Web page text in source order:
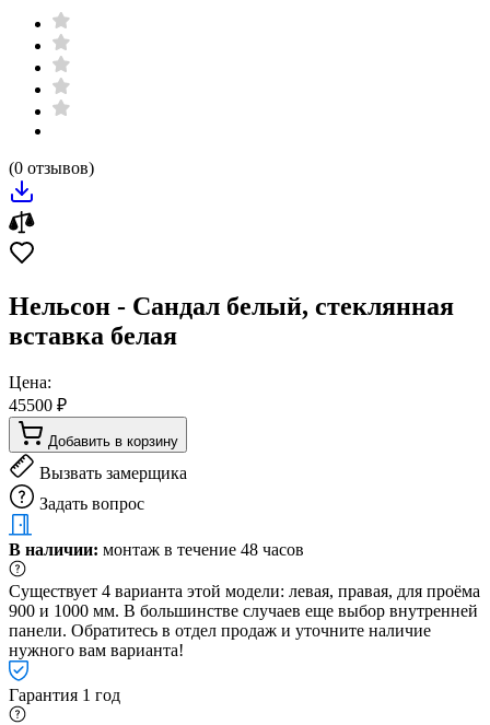
(0 отзывов)
Нельсон - Сандал белый, стеклянная
вставка белая
Цена:
45500 ₽
Добавить в корзину
Вызвать замерщика
Задать вопрос
В наличии: монтаж в течение 48 часов
Существует 4 варианта этой модели: левая, правая, для проёма
900 и 1000 мм. В большинстве случаев еще выбор внутренней
панели. Обратитесь в отдел продаж и уточните наличие
нужного вам варианта!
Гарантия 1 год